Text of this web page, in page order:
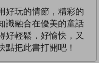
好玩的情節，精彩的
識融合在優美的童話
好輕鬆，好愉快，又
點把此書打開吧！